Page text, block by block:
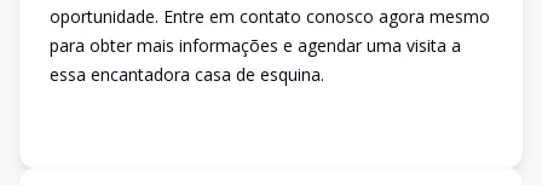
oportunidade. Entre em contato conosco agora mesmo
para obter mais informações e agendar uma visita a
essa encantadora casa de esquina.